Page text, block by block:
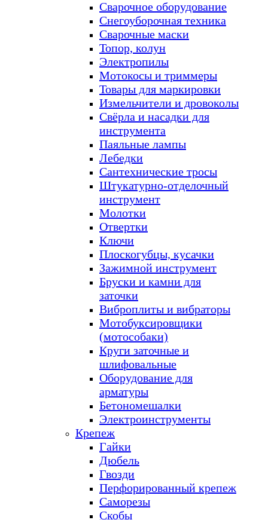
Сварочное оборудование
Снегоуборочная техника
Сварочные маски
Топор, колун
Электропилы
Мотокосы и триммеры
Товары для маркировки
Измельчители и дровоколы
Свёрла и насадки для
инструмента
Паяльные лампы
Лебедки
Сантехнические тросы
Штукатурно-отделочный
инструмент
Молотки
Отвертки
Ключи
Плоскогубцы, кусачки
Зажимной инструмент
Бруски и камни для
заточки
Виброплиты и вибраторы
Мотобуксировщики
(мотособаки)
Круги заточные и
шлифовальные
Оборудование для
арматуры
Бетономешалки
Электроинструменты
Крепеж
Гайки
Дюбель
Гвозди
Перфорированный крепеж
Саморезы
Скобы